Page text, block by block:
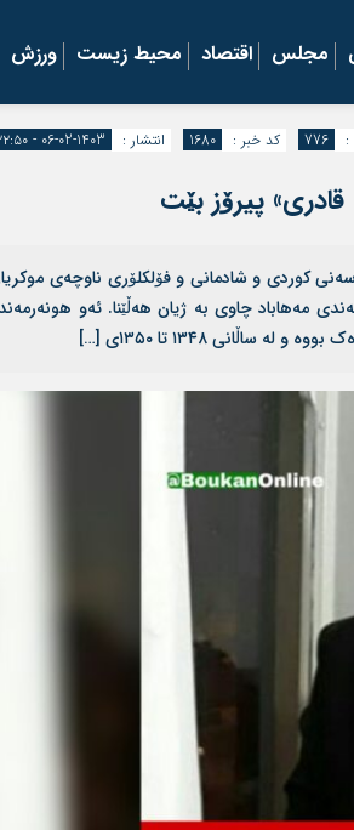
مجلس اقتصاد محیط زیست ورزش
انتشار : 1403-02-06 - ۲۲:۵۰ کد خبر : 1680 :
776
پیرۆز بێت
کوردی و شادمانی و فۆلکلۆری ناوچه‌ی
۱۳۱۳ی هەتاوی لە گوندی عیساکەندی مەهاباد چاوی به‌ ژیان هه‌ڵێنا. ئه‌و